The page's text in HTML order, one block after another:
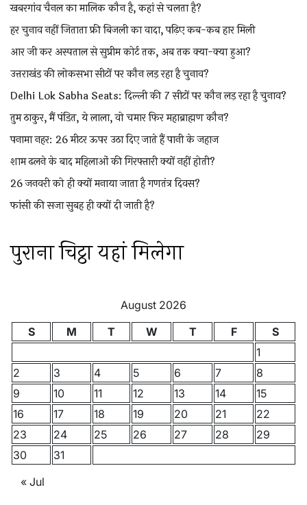
खबरगांव चैनल का मालिक कौन है, कहां से चलता है?
हर चुनाव नहीं जिताता फ्री बिजली का वादा, पढ़िए कब-कब हार मिली
आर जी कर अस्पताल से सुप्रीम कोर्ट तक, अब तक क्या-क्या हुआ?
उत्तराखंड की लोकसभा सीटों पर कौन लड़ रहा है चुनाव?
Delhi Lok Sabha Seats: दिल्ली की 7 सीटों पर कौन लड़ रहा है चुनाव?
तुम ठाकुर, मैं पंडित, ये लाला, वो चमार फिर महाब्राह्मण कौन?
पनामा नहर: 26 मीटर ऊपर उठा दिए जाते हैं पानी के जहाज
शाम ढलने के बाद महिलाओं की गिरफ्तारी क्यों नहीं होती?
26 जनवरी को ही क्यों मनाया जाता है गणतंत्र दिवस?
फांसी की सजा सुबह ही क्यों दी जाती है?
पुराना चिट्ठा यहां मिलेगा
August 2026
S
M T W T F
S
1
2
3 4 5 6 7
8
9
10 11 12 13 14
15
16
17 18 19 20 21
22
23
24 25 26 27 28
29
30
31
« Jul